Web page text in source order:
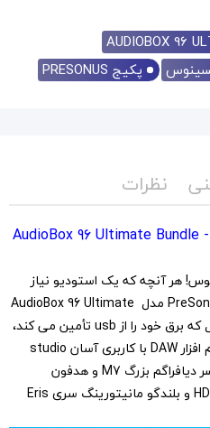
AUDIOBOX 96
پکیج PRESONUS
نظرات
پکیج استودیو PreSonus مدل AudioBox 96 Ultimate Bundle -
هر آنچه که یک استودیو نیاز
دارد را با خرید پکیج استودیویی PreSonus مدل AudioBox 96 Ultimate
25th دارید. با کارت صدای قابل حمل که برق خود را از usb تأمین می کند،
رابط دو کانال USB2 آدیو یا midi، نرم افزار DAW با کاربری آسان studio
one، صدا برداری با میکروفن کاندانسر دیافراگم بزرگ M7 و هدفون
مانیتورینگ با کیفیت بالای سری HD7 و بلندگو مانیتورینگ سری Eris